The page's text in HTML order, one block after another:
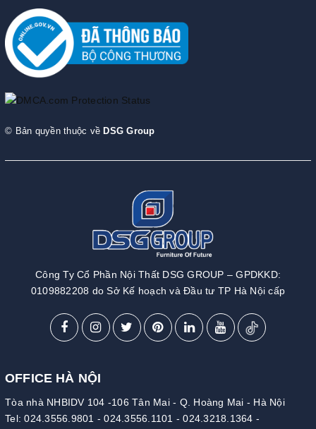
© Bản quyền thuộc về DSG Group
Công Ty Cổ Phần Nội Thất DSG GROUP – GPDKKD:
0109882208 do Sở Kế hoạch và Đầu tư TP Hà Nội cấp
OFFICE HÀ NỘI
Tòa nhà NHBIDV 104 -106 Tân Mai - Q. Hoàng Mai - Hà Nội
Tel:024.3556.9801 -024.3556.1101 -024.3218.1364 -